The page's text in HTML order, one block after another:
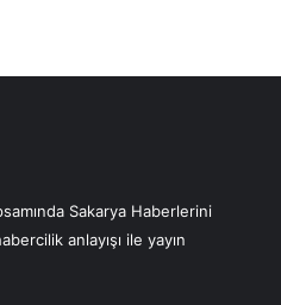
Sakarya Haberlerini
anlayışı ile yayın